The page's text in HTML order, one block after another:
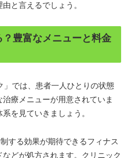
と言えるでしょう。
？豊富なメニューと料金
」では、患者一人ひとりの状態
療メニューが用意されていま
を見ていきましょう。
する効果が期待できるフィナス
どが処方されます。クリニック